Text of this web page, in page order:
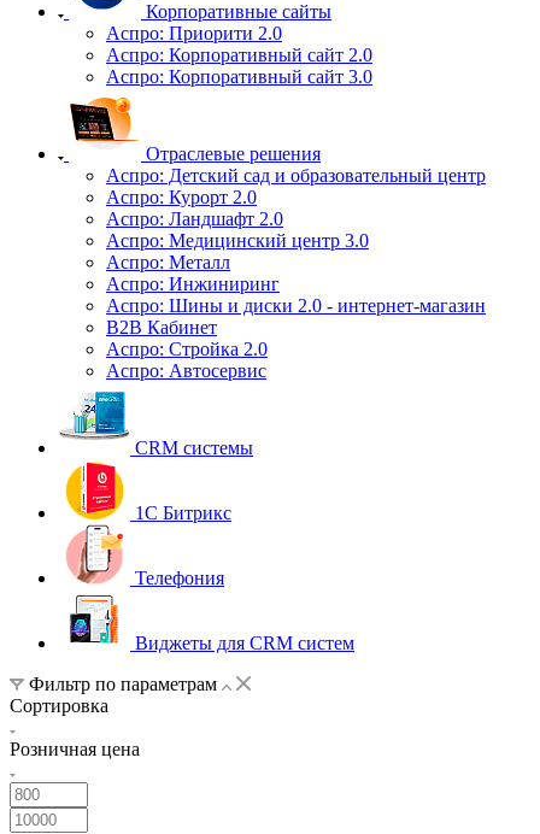
Корпоративные сайты
Аспро: Приорити 2.0
Аспро: Корпоративный сайт 2.0
Аспро: Корпоративный сайт 3.0
Отраслевые решения
Аспро: Детский сад и образовательный центр
Аспро: Курорт 2.0
Аспро: Ландшафт 2.0
Аспро: Медицинский центр 3.0
Аспро: Металл
Аспро: Инжиниринг
Аспро: Шины и диски 2.0 - интернет-магазин
B2B Кабинет
Аспро: Стройка 2.0
Аспро: Автосервис
CRM системы
1С Битрикс
Телефония
Виджеты для CRM cистем
Фильтр по параметрам
Сортировка
Розничная цена